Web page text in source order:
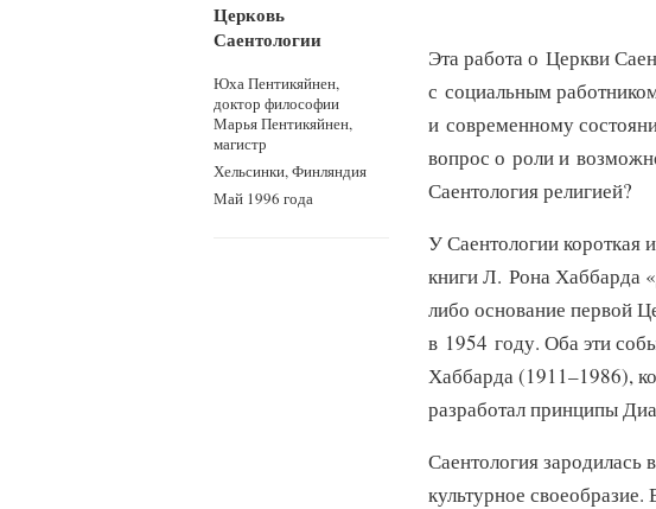
Церковь
Саентологии
Юха Пентикяйнен,
доктор философии
Марья Пентикяйнен,
магистр
Хельсинки, Финляндия
Май 1996 года
Эта работа о Церкви
с социальным
и современному
вопрос о роли и
Саентология религией?
У Саентологии короткая
книги Л. Рона Хаббарда
либо основание первой
в 1954 году. Оба эти
Хаббарда (1911–1986),
разработал принципы
Саентология
культурное